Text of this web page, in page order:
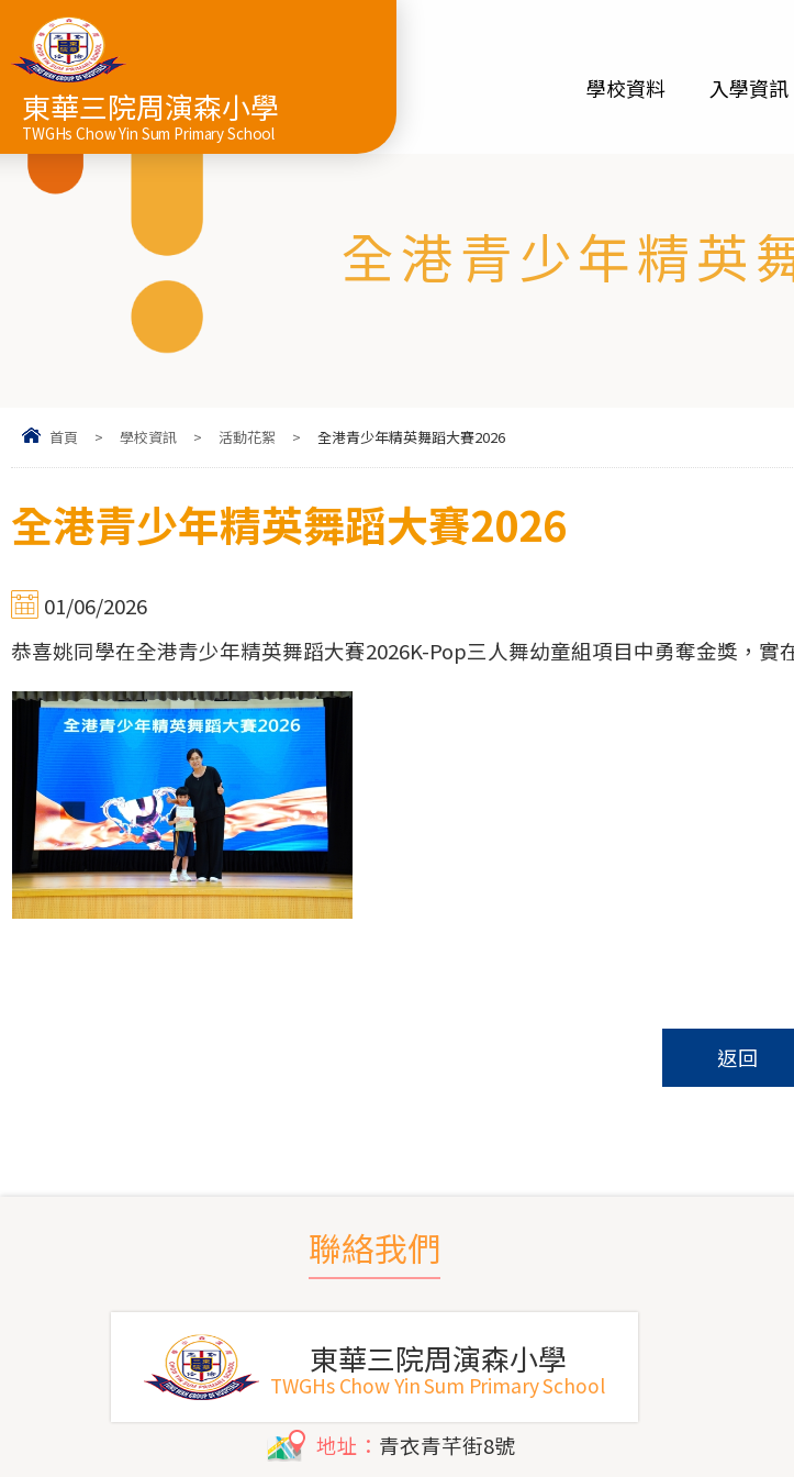
東華三院周演森小學
TWGHs Chow Yin Sum Primary School
學校資料 入學資訊
全港青少年精英
首頁 > 學校資訊 > 活動花絮 > 全港青少年精英舞蹈大賽2026
全港青少年精英舞蹈大賽2026
01/06/2026
恭喜姚同學在全港青少年精英舞蹈大賽2026K-Pop三人舞幼童組項目中勇奪金獎，實
返回
聯絡我們
東華三院周演森小學
TWGHs Chow Yin Sum Primary School
地址： 青衣青芊街8號